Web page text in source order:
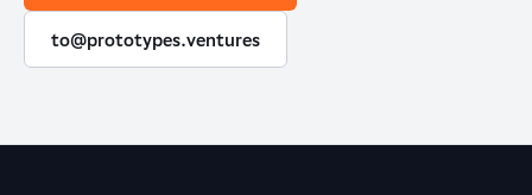
to@prototypes.ventures